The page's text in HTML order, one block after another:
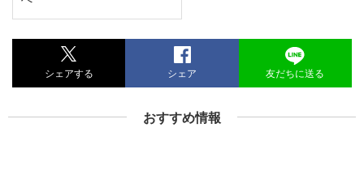
シェアする シェア 友だちに送る
おすすめ情報